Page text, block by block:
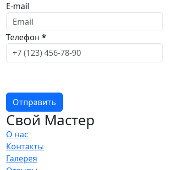
E-mail
Телефон *
Отправить
Свой Мастер
О нас
Контакты
Галерея